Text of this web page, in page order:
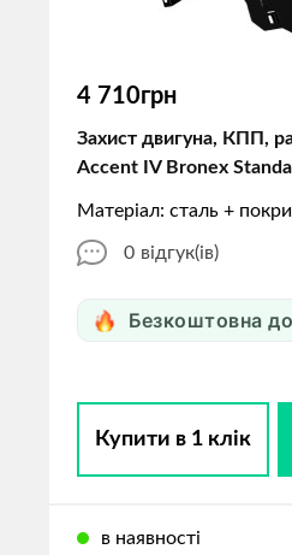
4 710грн
Захист двигуна, КПП,
Accent IV Bronex
Матеріал: сталь +
0 відгук(ів)
Безкоштовна
Купити в 1 клік
в наявності